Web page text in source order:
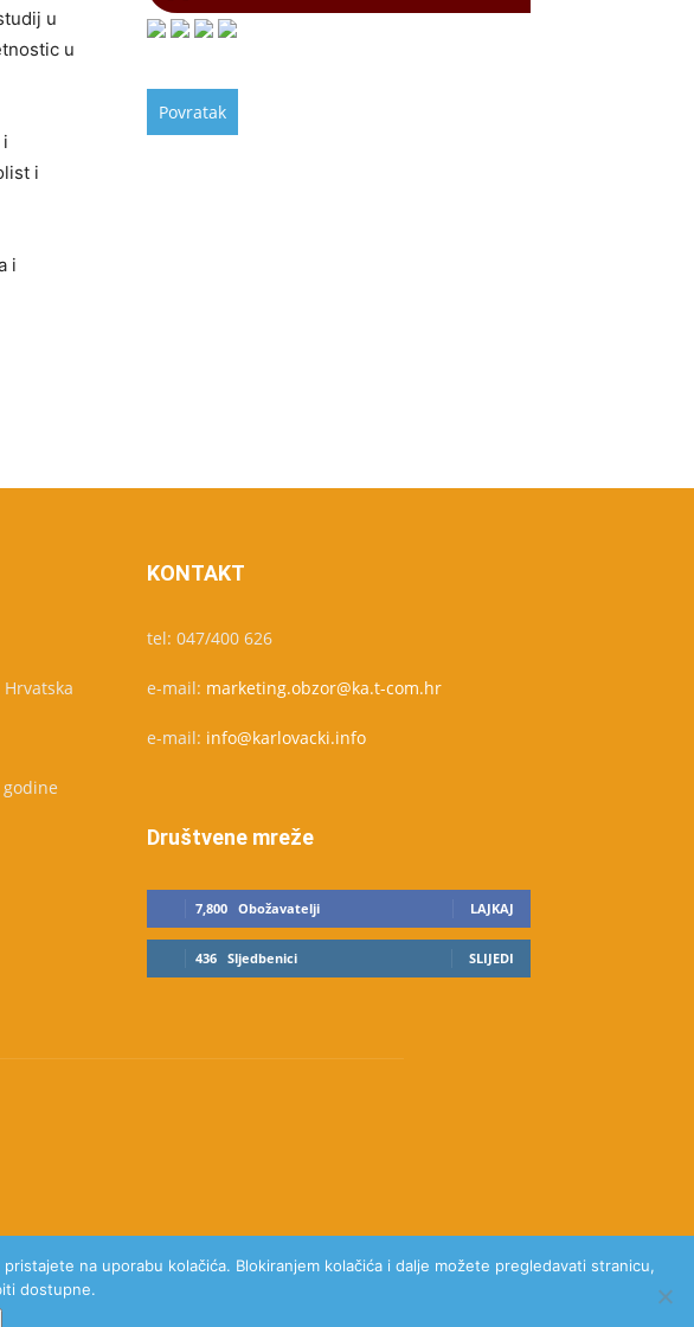
u
u
i
i
KONTAKT
tel: 047/400 626
e-mail: marketing.obzor@ka.t-com.hr
e-mail: info@karlovacki.info
Društvene mreže
7,800 Obožavatelji LAJKAJ
436 Sljedbenici SLIJEDI
na uporabu kolačića. Blokiranjem kolačića i dalje možete pregledavati stranicu,
dostupne.